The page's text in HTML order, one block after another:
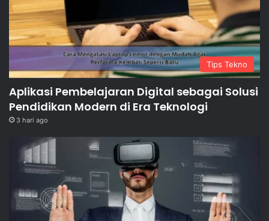
Tips Tekno
Aplikasi Pembelajaran Digital sebagai Solusi
Pendidikan Modern di Era Teknologi
3 hari ago